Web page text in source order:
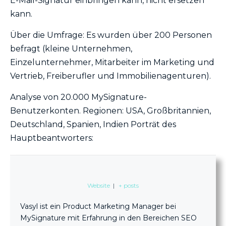
kann.
Über die Umfrage: Es wurden über 200 Personen
befragt (kleine Unternehmen,
Einzelunternehmer, Mitarbeiter im Marketing und
Vertrieb, Freiberufler und Immobilienagenturen).
Analyse von 20.000 MySignature-
Benutzerkonten. Regionen: USA, Großbritannien,
Deutschland, Spanien, Indien Porträt des
Hauptbeantworters:
Website | + posts
Vasyl ist ein Product Marketing Manager bei
MySignature mit Erfahrung in den Bereichen SEO